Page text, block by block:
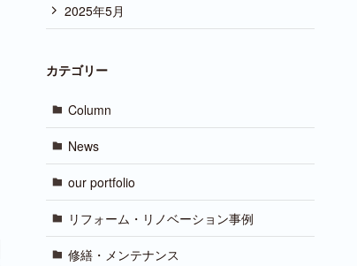
2025年5月
カテゴリー
Column
News
our portfolio
リフォーム・リノベーション事例
修繕・メンテナンス